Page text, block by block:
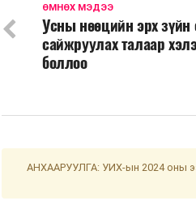
ӨМНӨХ МЭДЭЭ
Усны нөөцийн эрх зүйн
сайжруулах талаар
боллоо
АНХААРУУЛГА: УИХ-ын 2024 оны